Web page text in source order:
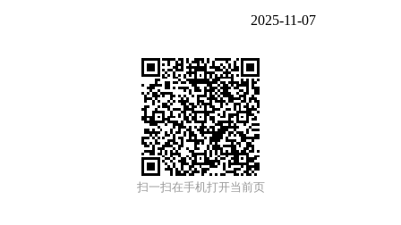
2025-11-07
扫一扫在手机打开当前页